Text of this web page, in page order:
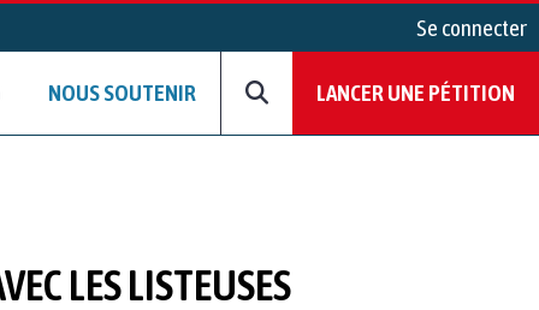
Se connecter
NOUS SOUTENIR LANCER UNE PÉTITION
LES LISTEUSES